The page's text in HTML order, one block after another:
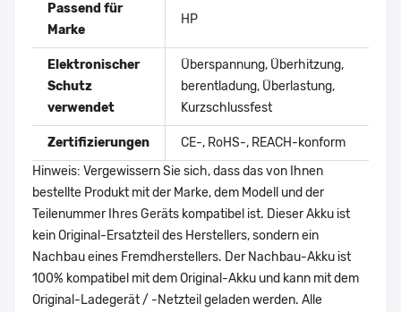
Passend für
Marke
HP
Elektronischer
Schutz
verwendet
Überspannung, Überhitzung,
berentladung, Überlastung,
Kurzschlussfest
Zertifizierungen
CE-, RoHS-, REACH-konform
Hinweis: Vergewissern Sie sich, dass das von Ihnen
bestellte Produkt mit der Marke, dem Modell und der
Teilenummer Ihres Geräts kompatibel ist. Dieser Akku ist
kein Original-Ersatzteil des Herstellers, sondern ein
Nachbau eines Fremdherstellers. Der Nachbau-Akku ist
100% kompatibel mit dem Original-Akku und kann mit dem
Original-Ladegerät / -Netzteil geladen werden. Alle